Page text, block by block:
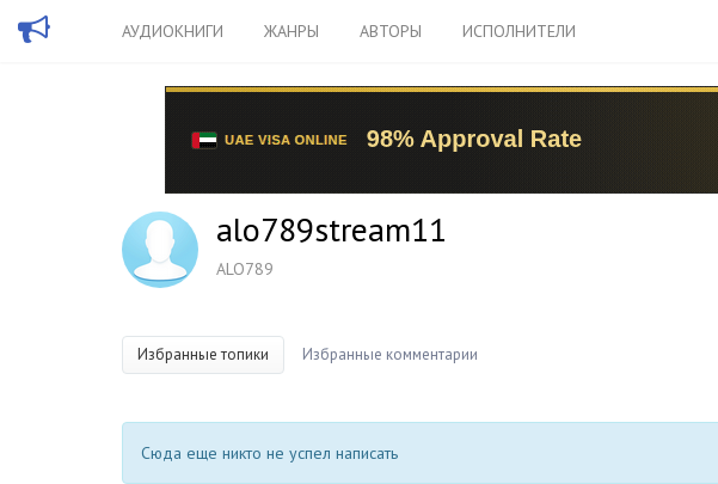
АУДИОКНИГИ ЖАНРЫ АВТОРЫ ИСПОЛНИТЕЛИ
alo789stream11
ALO789
Избранные топики Избранные комментарии
Сюда еще никто не успел написать